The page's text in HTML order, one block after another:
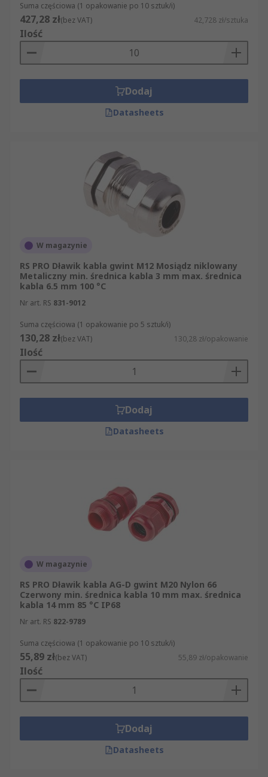
Suma częściowa (1 opakowanie po 10 sztuk/i)
427,28 zł(bez VAT) 42,728 zł/sztuka
Ilość
Dodaj
Datasheets
W magazynie
RS PRO Dławik kabla gwint M12 Mosiądz niklowany
Metaliczny min. średnica kabla 3 mm max. średnica
kabla 6.5 mm 100 °C
Nr art. RS 831-9012
Suma częściowa (1 opakowanie po 5 sztuk/i)
130,28 zł(bez VAT) 130,28 zł/opakowanie
Ilość
Dodaj
Datasheets
W magazynie
RS PRO Dławik kabla AG-D gwint M20 Nylon 66
Czerwony min. średnica kabla 10 mm max. średnica
kabla 14 mm 85 °C IP68
Nr art. RS 822-9789
Suma częściowa (1 opakowanie po 10 sztuk/i)
55,89 zł(bez VAT) 55,89 zł/opakowanie
Ilość
Dodaj
Datasheets